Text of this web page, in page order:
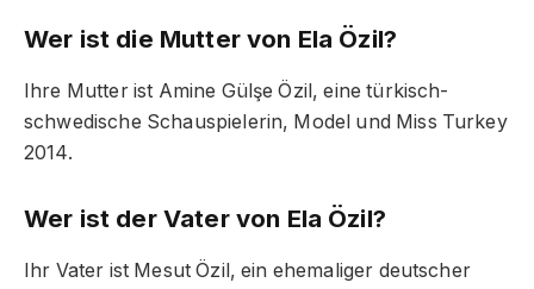
Wer ist die Mutter von Ela Özil?
Ihre Mutter ist Amine Gülşe Özil, eine türkisch-
schwedische Schauspielerin, Model und Miss Turkey
2014.
Wer ist der Vater von Ela Özil?
Ihr Vater ist Mesut Özil, ein ehemaliger deutscher